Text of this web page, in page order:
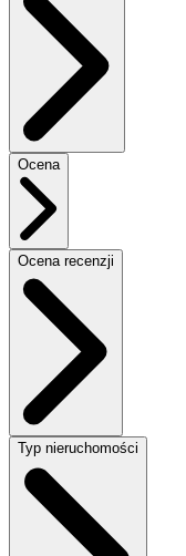
Ocena
Ocena recenzji
Typ nieruchomości